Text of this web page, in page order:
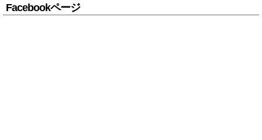
Facebookページ